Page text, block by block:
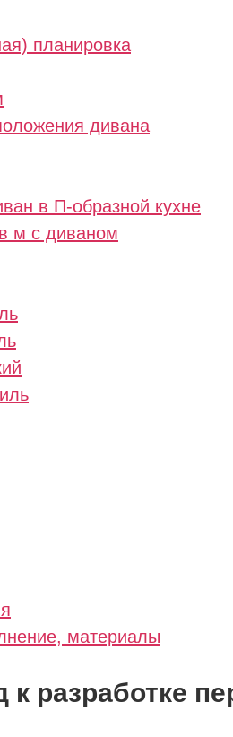
планировка
дивана
в П-образной кухне
м с диваном
материалы
разработке